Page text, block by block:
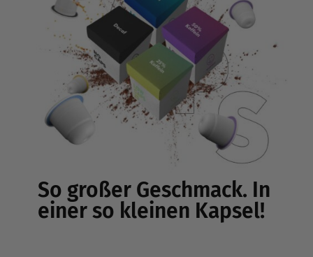
So großer Geschmack. In
einer so kleinen Kapsel!